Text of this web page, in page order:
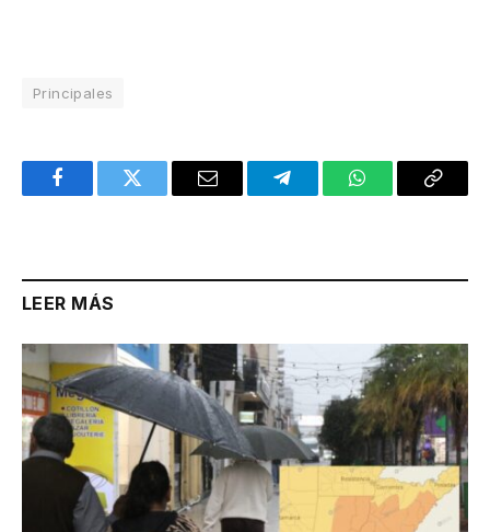
Principales
FacebookTwitter Email TelegramWhatsAppCopy
LEER MÁS